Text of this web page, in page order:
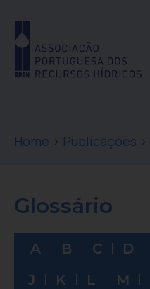
Home > Publicações >
Glossário
A B C D
J
K L M